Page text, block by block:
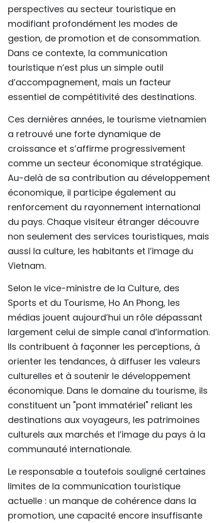
TIẾNG VIỆT
ENGLISH
中文
РУССКИЙ
ESPAÑOL
perspectives au secteur touristique en
modifiant profondément les modes de
gestion, de promotion et de consommation.
Dans ce contexte, la communication
touristique n’est plus un simple outil
d’accompagnement, mais un facteur
essentiel de compétitivité des destinations.
Ces dernières années, le tourisme vietnamien
a retrouvé une forte dynamique de
croissance et s’affirme progressivement
comme un secteur économique stratégique.
Au-delà de sa contribution au développement
économique, il participe également au
renforcement du rayonnement international
du pays. Chaque visiteur étranger découvre
non seulement des services touristiques, mais
aussi la culture, les habitants et l’image du
Vietnam.
Selon le vice-ministre de la Culture, des
Sports et du Tourisme, Ho An Phong, les
médias jouent aujourd’hui un rôle dépassant
largement celui de simple canal d’information.
Ils contribuent à façonner les perceptions, à
orienter les tendances, à diffuser les valeurs
culturelles et à soutenir le développement
économique. Dans le domaine du tourisme, ils
constituent un "pont immatériel" reliant les
destinations aux voyageurs, les patrimoines
culturels aux marchés et l’image du pays à la
communauté internationale.
Le responsable a toutefois souligné certaines
limites de la communication touristique
actuelle : un manque de cohérence dans la
promotion, une capacité encore insuffisante